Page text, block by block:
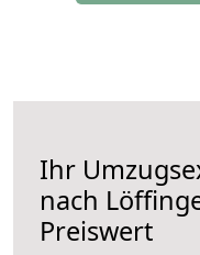
Ihr
nach
Preiswert